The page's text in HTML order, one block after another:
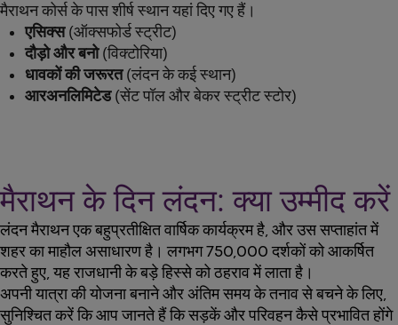
मैराथन कोर्स के पास शीर्ष स्थान यहां दिए गए हैं।
एसिक्स (ऑक्सफोर्ड स्ट्रीट)
दौड़ो और बनो(विक्टोरिया)
धावकों की जरूरत(लंदन के कई स्थान)
आरअनलिमिटेड(सेंट पॉल और बेकर स्ट्रीट स्टोर)
मैराथन के दिन लंदन: क्या उम्मीद करें
लंदन मैराथन एक बहुप्रतीक्षित वार्षिक कार्यक्रम है, और उस सप्ताहांत में
शहर का माहौल असाधारण है। लगभग 750,000 दर्शकों को आकर्षित
करते हुए, यह राजधानी के बड़े हिस्से को ठहराव में लाता है।
अपनी यात्रा की योजना बनाने और अंतिम समय के तनाव से बचने के लिए,
सुनिश्चित करें कि आप जानते हैं कि सड़कें और परिवहन कैसे प्रभावित होंगे